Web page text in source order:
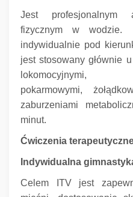
Jest profesjonalnym
fizycznym w wodzie.
indywidualnie pod
jest stosowany głównie
lokomocyjnymi,
pokarmowymi,
zaburzeniami
minut.
Ćwiczenia
Indywidualna
Celem ITV jest